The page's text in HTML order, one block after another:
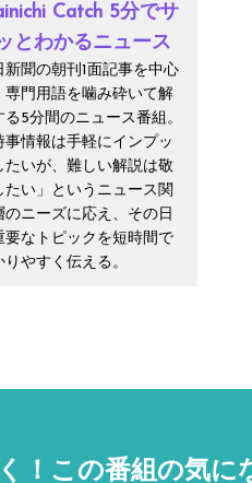
Catch 5分でサ
とわかるニュース
新聞の朝刊1面記事を中心
専門用語を噛み砕いて解
る5分間のニュース番組。
事情報は手軽にインプッ
たいが、難しい解説は敬
たい」というニュース関
のニーズに応え、その日
要なトピックを短時間で
りやすく伝える。
！ この番組の気に